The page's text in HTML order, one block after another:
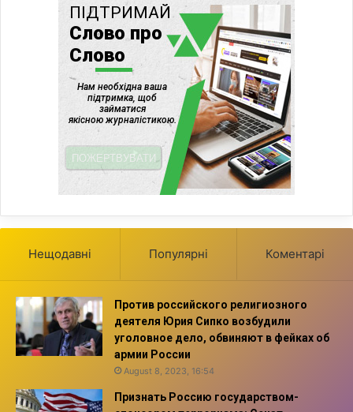
Нещодавні Популярні Коментарі
Против российского религиозного
деятеля Юрия Сипко возбудили
уголовное дело, обвиняют в фейках об
армии России
August 8, 2023, 16:54
Признать Россию государством-